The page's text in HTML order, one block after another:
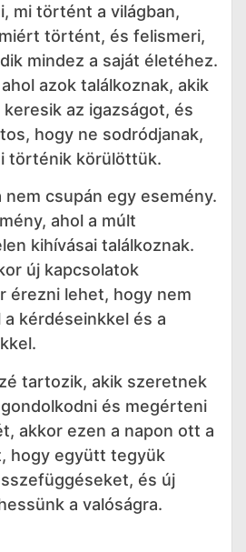
mi történt a világban,
történt, és felismeri,
mindez a saját életéhez.
azok találkoznak, akik
az igazságot, és
hogy ne sodródjanak,
történik körülöttük.
nem csupán egy esemény.
ahol a múlt
kihívásai találkoznak.
új kapcsolatok
érezni lehet, hogy nem
kérdéseinkkel és a
tartozik, akik szeretnek
és megérteni
akkor ezen a napon ott a
hogy együtt tegyük
és új
a valóságra.